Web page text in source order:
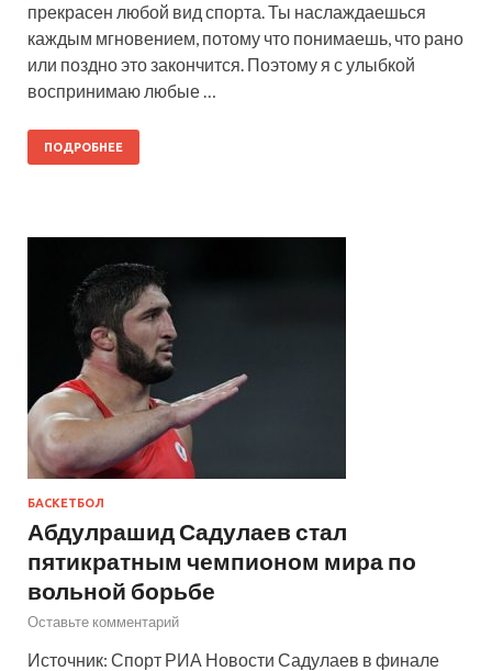
прекрасен любой вид спорта. Ты наслаждаешься
каждым мгновением, потому что понимаешь, что рано
или поздно это закончится. Поэтому я с улыбкой
воспринимаю любые …
ПОДРОБНЕЕ
БАСКЕТБОЛ
Абдулрашид Садулаев стал
пятикратным чемпионом мира по
вольной борьбе
Оставьте комментарий
Источник: Спорт РИА Новости Садулаев в финале